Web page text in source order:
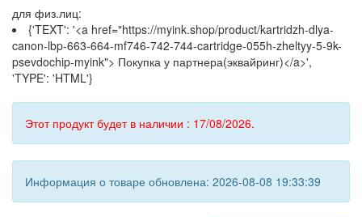
для физ.лиц:
{'TEXT': '<a href="https://myink.shop/product/kartridzh-dlya-
canon-lbp-663-664-mf746-742-744-cartridge-055h-zheltyy-5-9k-
psevdochip-myink"> Покупка у партнера(эквайринг)</a>',
'TYPE': 'HTML'}
Этот продукт будет в наличии : 17/08/2026.
Информация о товаре обновлена: 2026-08-08 19:33:39